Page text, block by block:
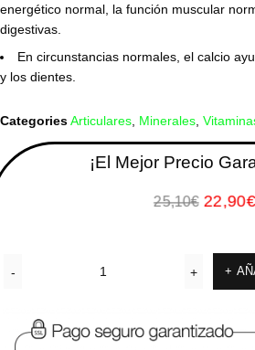
energético normal, la función muscular
digestivas.
En circunstancias normales, el calcio
y los dientes.
CategoriesArticulares, Minerales,
¡El Mejor Precio
25,10€ 22,90€